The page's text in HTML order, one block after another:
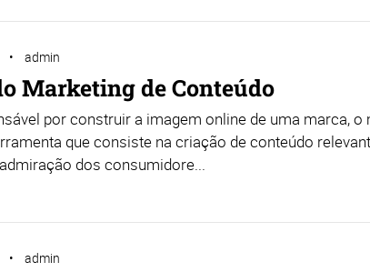
admin
Marketing de Conteúdo
por construir a imagem online de uma marca, o
que consiste na criação de conteúdo
dos consumidore...
admin